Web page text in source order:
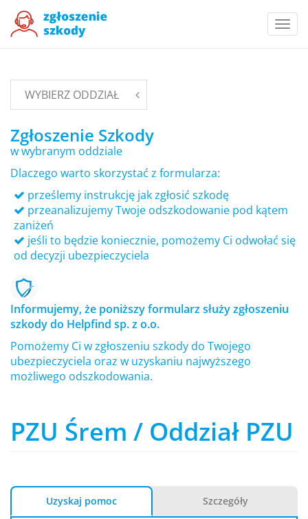
WYBIERZ ODDZIAŁ
Zgłoszenie Szkody
w wybranym oddziale
Dlaczego warto skorzystać z formularza:
prześlemy instrukcję jak zgłosić szkodę
przeanalizujemy Twoje odszkodowanie pod kątem
zaniżeń
jeśli to będzie koniecznie, pomożemy Ci odwołać się
od decyzji ubezpieczyciela
Informujemy, że poniższy formularz służy zgłoszeniu
szkody do Helpfind sp. z o.o.
Pomożemy Ci w zgłoszeniu szkody do Twojego
ubezpieczyciela oraz w uzyskaniu najwyższego
możliwego odszkodowania.
PZU Śrem / Oddział PZU
Uzyskaj pomoc Szczegóły